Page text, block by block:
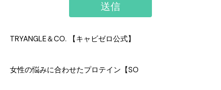
TRYANGLE＆CO. 【キャビゼロ公式】
女性の悩みに合わせたプロテイン【SO